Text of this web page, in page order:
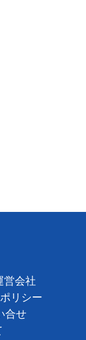
営会社
リシー
合せ